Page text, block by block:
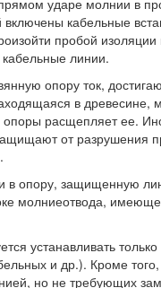
ударе молнии в
кабельные
пробой
линии.
опору ток,
в
расщепляет ее.
от разрушения
опору, защищенную
молниеотвода,
устанавливать
и др.). Кроме
но не требующих